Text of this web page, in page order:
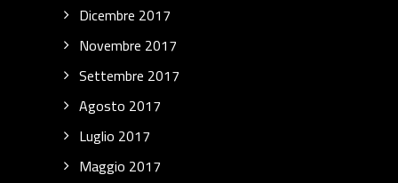
Dicembre 2017
Novembre 2017
Settembre 2017
Agosto 2017
Luglio 2017
Maggio 2017